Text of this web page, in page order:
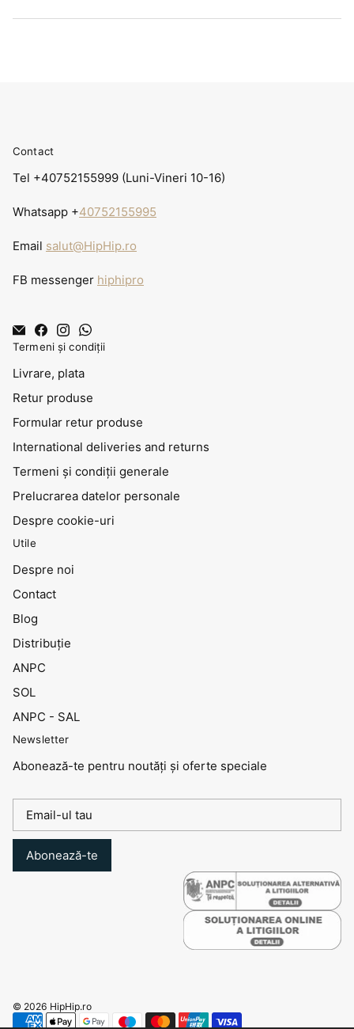
Contact
Tel +40752155999 (Luni-Vineri 10-16)
Whatsapp +40752155995
Email salut@HipHip.ro
FB messenger hiphipro
Termeni și condiții
Livrare, plata
Retur produse
Formular retur produse
International deliveries and returns
Termeni și condiții generale
Prelucrarea datelor personale
Despre cookie-uri
Utile
Despre noi
Contact
Blog
Distribuţie
ANPC
SOL
ANPC - SAL
Newsletter
Abonează-te pentru noutăți și oferte speciale
Abonează-te
© 2026 HipHip.ro